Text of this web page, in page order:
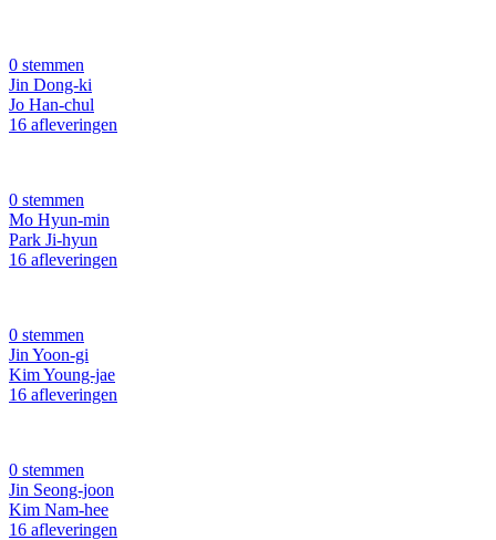
0 stemmen
Jin Dong-ki
Jo Han-chul
16 afleveringen
0 stemmen
Mo Hyun-min
Park Ji-hyun
16 afleveringen
0 stemmen
Jin Yoon-gi
Kim Young-jae
16 afleveringen
0 stemmen
Jin Seong-joon
Kim Nam-hee
16 afleveringen